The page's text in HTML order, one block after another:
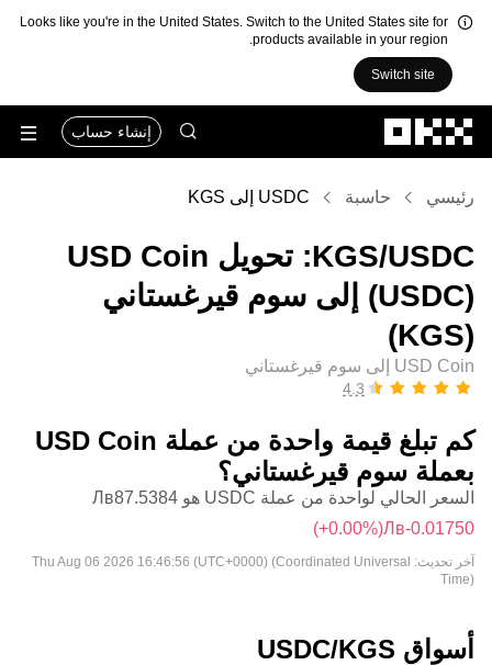
Looks like you're in the United States. Switch to the United States site for
products available in your region.
Switch site
إنشاء حساب
رئيسي حاسبة USDC إلى KGS
‏USDC/‏KGS: تحويل ‏USD Coin
(‏USDC) إلى ‏سوم قيرغستاني
(‏KGS)
USD Coin إلى سوم قيرغستاني
كم تبلغ قيمة واحدة من عملة ‏USD Coin
بعملة ‏سوم قيرغستاني؟
السعر الحالي لواحدة من عملة USDC هو ‏‎‏‎87.5384‏‏Лв‏
(‏‎+0.00‎%‎‏)
آخر تحديث: Thu Aug 06 2026 16:46:56 (UTC+0000) (Coordinated Universal
Time)
أسواق USDC/KGS